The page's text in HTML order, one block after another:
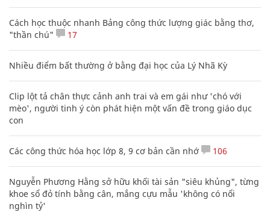
Cách học thuộc nhanh Bảng công thức lượng giác bằng thơ,
"thần chú"
17
Nhiều điểm bất thường ở bằng đại học của Lý Nhã Kỳ
Clip lột tả chân thực cảnh anh trai và em gái như 'chó với
mèo', người tinh ý còn phát hiện một vấn đề trong giáo dục
con
Các công thức hóa học lớp 8, 9 cơ bản cần nhớ 106
Nguyễn Phương Hằng sở hữu khối tài sản "siêu khủng", từng
khoe sổ đỏ tính bằng cân, mắng cựu mẫu 'không có nổi
nghìn tỷ'